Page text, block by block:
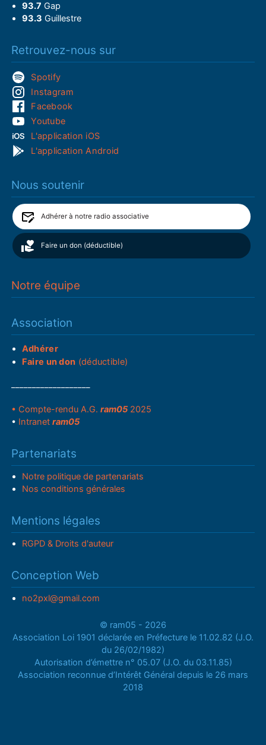
93.7 Gap
93.3 Guillestre
Retrouvez-nous sur
Spotify
Instagram
Facebook
Youtube
L'application iOS
L'application Android
Nous soutenir
Adhérer à notre radio associative
Faire un don (déductible)
Notre équipe
Association
Adhérer
Faire un don (déductible)
• Compte-rendu A.G.ram05 2025
• Intranetram05
Partenariats
Notre politique de partenariats
Nos conditions générales
Mentions légales
RGPD & Droits d'auteur
Conception Web
no2pxl@gmail.com
© ram05 - 2026
Association Loi 1901 déclarée en Préfecture le 11.02.82 (J.O.
du 26/02/1982)
Autorisation d’émettre n° 05.07 (J.O. du 03.11.85)
Association reconnue d’Intérêt Général depuis le 26 mars
2018